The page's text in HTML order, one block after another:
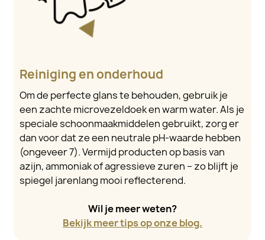
Reiniging en onderhoud
Om de perfecte glans te behouden, gebruik je
een zachte microvezeldoek en warm water. Als je
speciale schoonmaakmiddelen gebruikt, zorg er
dan voor dat ze een neutrale pH-waarde hebben
(ongeveer 7). Vermijd producten op basis van
azijn, ammoniak of agressieve zuren – zo blijft je
spiegel jarenlang mooi reflecterend.
Wil je meer weten?
Bekijk meer tips op onze blog.